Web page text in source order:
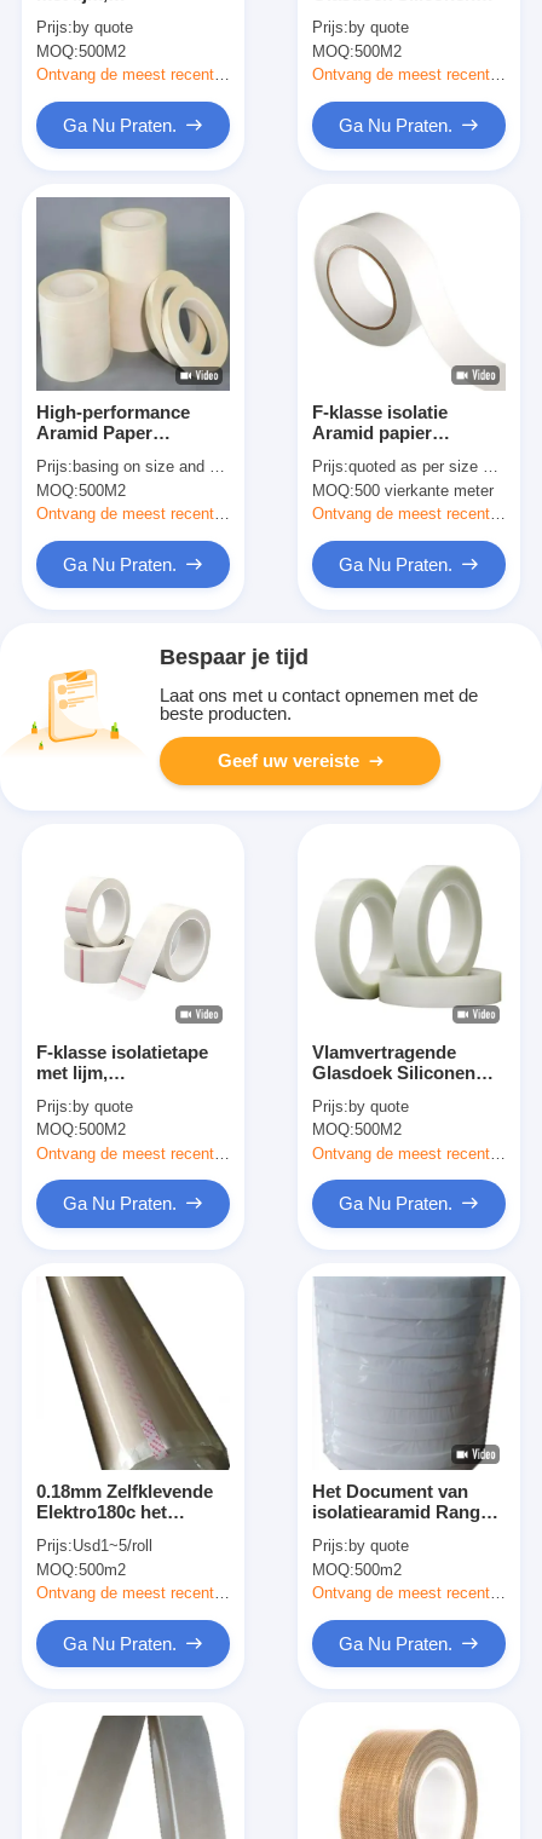
Producten
Ongeveer ons
lijmtape
Prijs: by quote
MOQ:500M2
Ontvang de meest recente Prijs
Ga Nu Praten.
Isolatietape
Prijs: by quote
MOQ:500M2
Ga Nu Praten.
High-performance
Aramid Paper
Voor isolatie
Prijs: basing on size and quantity
MOQ:500M2
Ontvang de meest recente Prijs
Ga Nu Praten.
F-klasse isolatie
Aramid papier
meerdere modellen
opties
Prijs:quoted as per size and quantity
MOQ:500 vierkante meter
Ontvang de meest recente Prijs
Ga Nu Praten.
Bespaar je tijd
Laat ons met u contact opnemen met de
beste producten.
Geef uw vereiste
F-klasse isolatietape
met lijm,
lijmtape
Prijs: by quote
MOQ:500M2
Ontvang de meest recente Prijs
Ga Nu Praten.
Vlamvertragende
Glasdoek Siliconen
Isolatietape
Prijs: by quote
MOQ:500M2
Ga Nu Praten.
0.18mm Zelfklevende
Elektro180c het
de Isolatieband
Prijs:Usd1~5/roll
MOQ:500m2
Ontvang de meest recente Prijs
Ga Nu Praten.
Het Document van
isolatiearamid Rang
van het
Plakbandsilicone H
Prijs: by quote
MOQ:500m2
Ontvang de meest recente Prijs
Ga Nu Praten.